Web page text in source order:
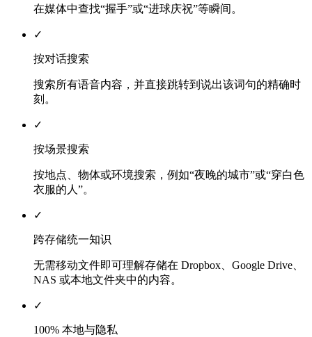
在媒体中查找“握手”或“进球庆祝”等瞬间。
✓
按对话搜索
搜索所有语音内容，并直接跳转到说出该词句的精确时
刻。
✓
按场景搜索
按地点、物体或环境搜索，例如“夜晚的城市”或“穿白色
衣服的人”。
✓
跨存储统一知识
无需移动文件即可理解存储在 Dropbox、Google Drive、
NAS 或本地文件夹中的内容。
✓
100% 本地与隐私